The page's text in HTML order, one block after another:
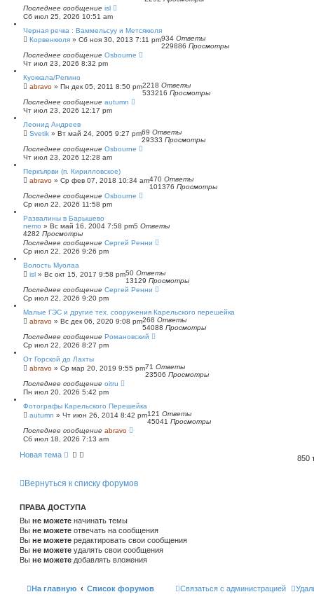
Последнее сообщение isl
Сб июл 25, 2026 10:51 am
Черная речка : Ваммельсуу и Метсякюля
Корвенкюля » Сб ноя 30, 2013 7:11 pm934 Ответы
229886 Просмотры
Последнее сообщение Osbourne
Чт июл 23, 2026 8:32 pm
Куоккала/Репино
abravo » Пн дек 05, 2011 8:50 pm2218 Ответы
533216 Просмотры
Последнее сообщение autumn
Чт июл 23, 2026 12:17 pm
Леонид Андреев
Svetik » Вт май 24, 2005 9:27 pm69 Ответы
29333 Просмотры
Последнее сообщение Osbourne
Чт июл 23, 2026 12:28 am
Перкъярви (п. Кирилловское)
abravo » Ср фев 07, 2018 10:34 am470 Ответы
101376 Просмотры
Последнее сообщение Osbourne
Ср июл 22, 2026 11:58 pm
Развалины в Барышево
nemo » Вс май 16, 2004 7:58 pm5 Ответы
4282 Просмотры
Последнее сообщение Сергей Ренни
Ср июл 22, 2026 9:26 pm
Волость Муолаа
isl » Вс окт 15, 2017 9:58 pm50 Ответы
13129 Просмотры
Последнее сообщение Сергей Ренни
Ср июл 22, 2026 9:20 pm
Малые ГЭС и другие тех. сооружения Карельского перешейка
abravo » Вс дек 06, 2020 9:08 pm268 Ответы
54088 Просмотры
Последнее сообщение Романовский
Ср июл 22, 2026 8:27 pm
От Горской до Лахты
abravo » Ср мар 20, 2019 9:55 pm71 Ответы
23506 Просмотры
Последнее сообщение oitru
Пн июл 20, 2026 5:42 pm
Фотографы Карельского Перешейка
autumn » Чт июн 26, 2014 8:42 pm121 Ответы
45041 Просмотры
Последнее сообщение abravo
Сб июл 18, 2026 7:13 am
Новая тема 850
Вернуться к списку форумов
ПРАВА ДОСТУПА
Вы не можете начинать темы
Вы не можете отвечать на сообщения
Вы не можете редактировать свои сообщения
Вы не можете удалять свои сообщения
Вы не можете добавлять вложения
На главную Список форумов Связаться с администрацией